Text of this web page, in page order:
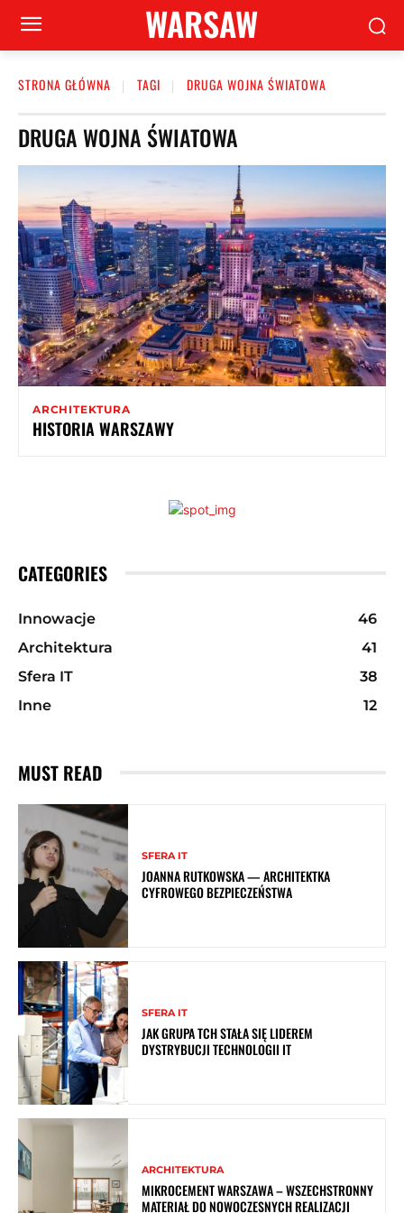
WARSAW
STRONA GŁÓWNA TAGI DRUGA WOJNA ŚWIATOWA
DRUGA WOJNA ŚWIATOWA
ARCHITEKTURA
HISTORIA WARSZAWY
CATEGORIES
Innowacje
46
Architektura
41
Sfera IT
38
Inne
12
MUST READ
SFERA IT
JOANNA RUTKOWSKA — ARCHITEKTKA
CYFROWEGO BEZPIECZEŃSTWA
SFERA IT
JAK GRUPA TCH STAŁA SIĘ LIDEREM
DYSTRYBUCJI TECHNOLOGII IT
ARCHITEKTURA
MIKROCEMENT WARSZAWA – WSZECHSTRONNY
MATERIAŁ DO NOWOCZESNYCH REALIZACJI